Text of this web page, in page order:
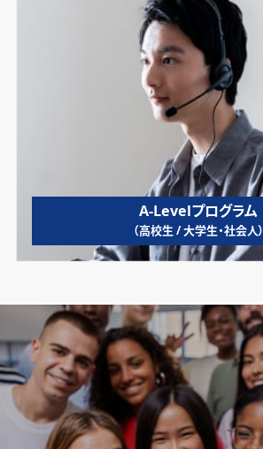
A-Levelプログラム
（高校生 / 大学生・社会人）